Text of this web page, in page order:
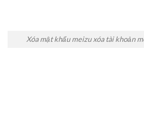
Xóa mật khẩu meizu xóa tài khoản